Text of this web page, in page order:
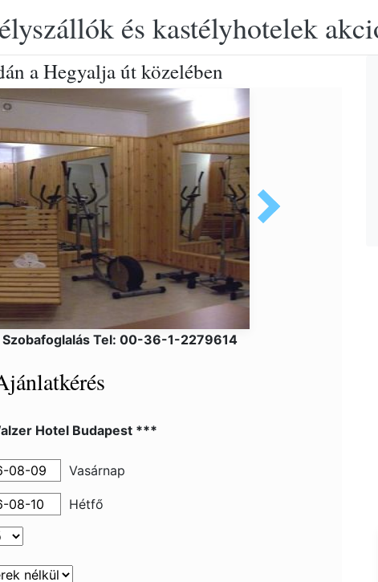
és kastélyhotelek
a Hegyalja út közelében
Szobafoglalás Tel: 00-36-1-2279614
Hotel Budapest ***
Vasárnap
Hétfő